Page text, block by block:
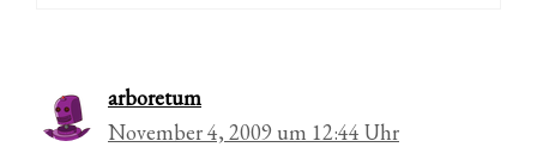
arboretum
November 4, 2009 um 12:44 Uhr